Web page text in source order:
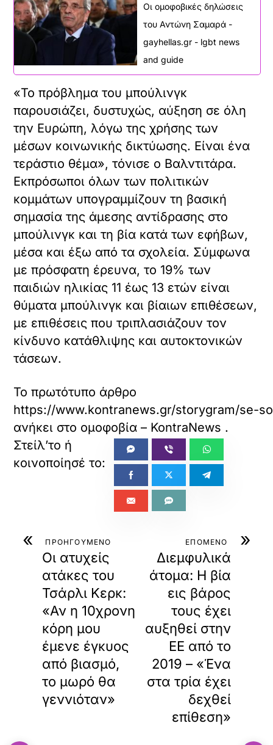
Οι ομοφοβικές δηλώσεις
του Αντώνη Σαμαρά -
gayhellas.gr - lgbt news
and guide
«Το πρόβλημα του μπούλινγκ
παρουσιάζει, δυστυχώς, αύξηση σε όλη
την Ευρώπη, λόγω της χρήσης των
μέσων κοινωνικής δικτύωσης. Είναι ένα
τεράστιο θέμα», τόνισε ο Βαλντιτάρα.
Εκπρόσωποι όλων των πολιτικών
κομμάτων υπογραμμίζουν τη βασική
σημασία της άμεσης αντίδρασης στο
μπούλινγκ και τη βία κατά των εφήβων,
μέσα και έξω από τα σχολεία. Σύμφωνα
με πρόσφατη έρευνα, το 19% των
παιδιών ηλικίας 11 έως 13 ετών είναι
θύματα μπούλινγκ και βίαιων επιθέσεων,
με επιθέσεις που τριπλασιάζουν τον
κίνδυνο κατάθλιψης και αυτοκτονικών
τάσεων.
Το πρωτότυπο άρθρο
https://www.kontranews.gr/storygram/se-
ανήκει στο ομοφοβία – KontraNews .
« ΠΡΟΗΓΟΥΜΕΝΟ
Οι ατυχείς
ατάκες του
Τσάρλι Κερκ:
«Αν η 10χρονη
κόρη μου
έμενε έγκυος
από βιασμό,
το μωρό θα
γεννιόταν»
»
ΕΠΟΜΕΝΟ
Διεμφυλικά
άτομα: Η βία
εις βάρος
τους έχει
αυξηθεί στην
ΕΕ από το
2019 – «Ένα
στα τρία έχει
δεχθεί
επίθεση»